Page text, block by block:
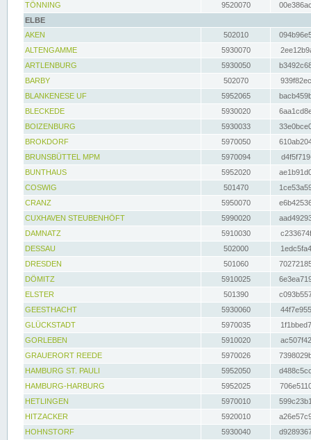
TÖNNING
9520070
ELBE
AKEN
502010
ALTENGAMME
5930070
ARTLENBURG
5930050
BARBY
502070
BLANKENESE UF
5952065
BLECKEDE
5930020
BOIZENBURG
5930033
BROKDORF
5970050
BRUNSBÜTTEL MPM
5970094
BUNTHAUS
5952020
COSWIG
501470
CRANZ
5950070
CUXHAVEN STEUBENHÖFT
5990020
DAMNATZ
5910030
DESSAU
502000
DRESDEN
501060
DÖMITZ
5910025
ELSTER
501390
GEESTHACHT
5930060
GLÜCKSTADT
5970035
GORLEBEN
5910020
GRAUERORT REEDE
5970026
HAMBURG ST. PAULI
5952050
HAMBURG-HARBURG
5952025
HETLINGEN
5970010
HITZACKER
5920010
HOHNSTORF
5930040